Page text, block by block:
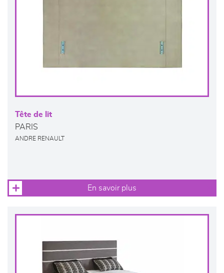
Tête de lit
PARIS
ANDRE RENAULT
En savoir plus